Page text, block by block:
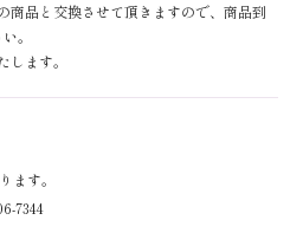
商品と交換させて頂きますので、商品到
。
ます。
ます。
7344